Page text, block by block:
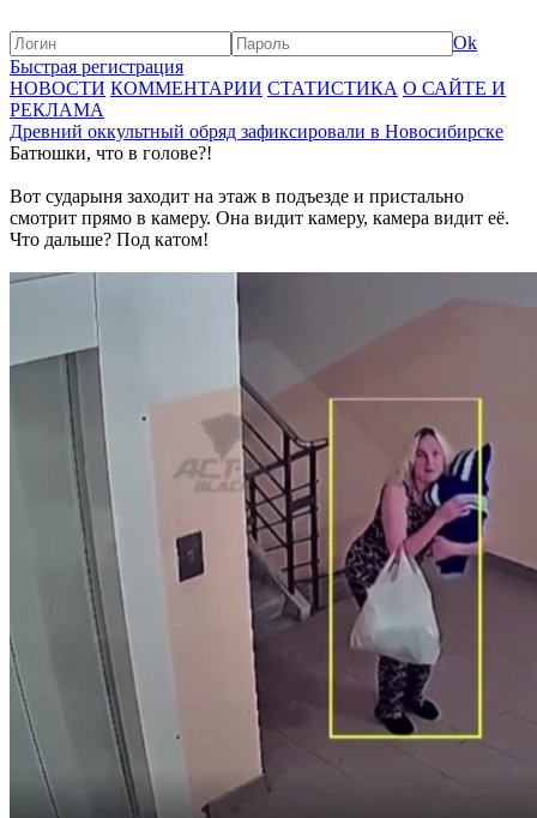
Ok
Быстрая регистрация
НОВОСТИ КОММЕНТАРИИ СТАТИСТИКА О САЙТЕ И
РЕКЛАМА
Древний оккультный обряд зафиксировали в Новосибирске
Батюшки, что в голове?!
Вот сударыня заходит на этаж в подъезде и пристально
смотрит прямо в камеру. Она видит камеру, камера видит её.
Что дальше? Под катом!